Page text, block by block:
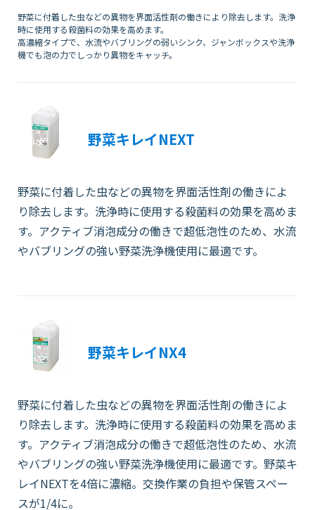
各種問い合わせ
オンラインストア
野菜に付着した虫などの異物を界面活性剤の働きにより除去します。洗浄
時に使用する殺菌料の効果を高めます。
高濃縮タイプで、水流やバブリングの弱いシンク、ジャンボックスや洗浄
機でも泡の力でしっかり異物をキャッチ。
野菜キレイNEXT
野菜に付着した虫などの異物を界面活性剤の働きによ
り除去します。洗浄時に使用する殺菌料の効果を高めま
す。アクティブ消泡成分の働きで超低泡性のため、水流
やバブリングの強い野菜洗浄機使用に最適です。
野菜キレイNX4
野菜に付着した虫などの異物を界面活性剤の働きによ
り除去します。洗浄時に使用する殺菌料の効果を高めま
す。アクティブ消泡成分の働きで超低泡性のため、水流
やバブリングの強い野菜洗浄機使用に最適です。野菜キ
レイNEXTを4倍に濃縮。交換作業の負担や保管スペー
スが1/4に。